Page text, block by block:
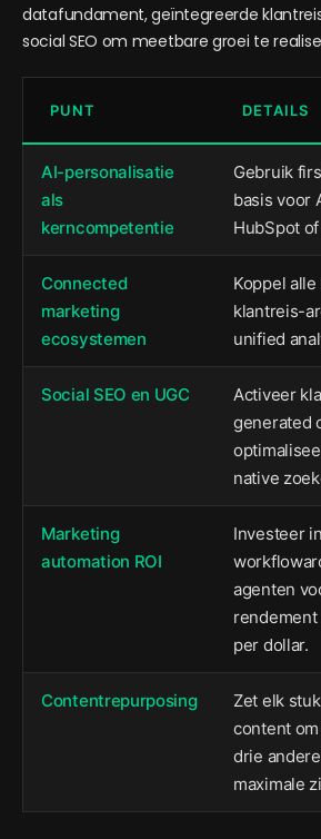
datafundament, geïntegreerde
social SEO om meetbare groei te
PUNT DETAILS
AI-personalisatie
als
kerncompetentie
Gebruik
basis voor
HubSpot
Connected
marketing
ecosystemen
Koppel alle
klantreis-
unified
Social SEO en UGC
Activeer
generated
native
Marketing
automation ROI
Investeer in
agenten
per dollar.
Contentrepurposing
Zet elk
content
drie
maximale